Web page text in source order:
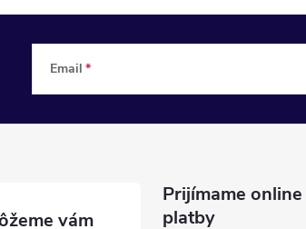
Email
Prijímame online
platby